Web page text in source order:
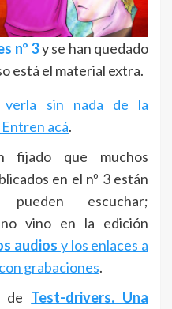
nº 3y se han quedado
está el material extra.
verla sin nada de la
acá.
fijado que muchos
en el nº 3 están
escuchar;
vino en la edición
audios y los enlaces a
grabaciones.
de Test-drivers. Una